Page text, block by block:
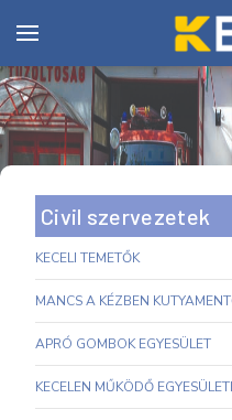
Civil szervezetek
KECELI TEMETŐK
MANCS A KÉZBEN
APRÓ GOMBOK EGYESÜLET
KECELEN MŰKÖDŐ